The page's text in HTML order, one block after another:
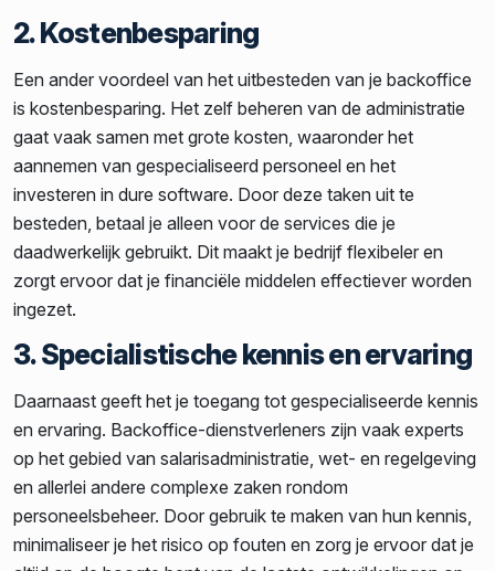
2. Kostenbesparing
Een ander voordeel van het uitbesteden van je backoffice
is kostenbesparing. Het zelf beheren van de administratie
gaat vaak samen met grote kosten, waaronder het
aannemen van gespecialiseerd personeel en het
investeren in dure software. Door deze taken uit te
besteden, betaal je alleen voor de services die je
daadwerkelijk gebruikt. Dit maakt je bedrijf flexibeler en
zorgt ervoor dat je financiële middelen effectiever worden
ingezet.
3. Specialistische kennis en ervaring
Daarnaast geeft het je toegang tot gespecialiseerde kennis
en ervaring. Backoffice-dienstverleners zijn vaak experts
op het gebied van salarisadministratie, wet- en regelgeving
en allerlei andere complexe zaken rondom
personeelsbeheer. Door gebruik te maken van hun kennis,
minimaliseer je het risico op fouten en zorg je ervoor dat je